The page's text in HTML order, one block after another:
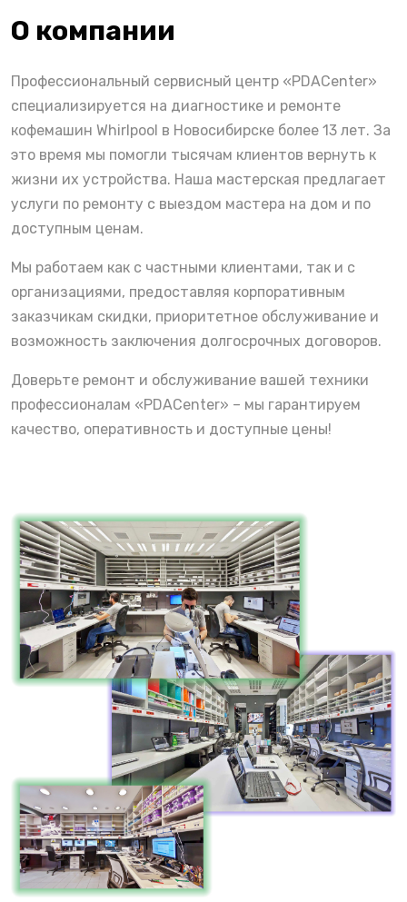
О компании
Профессиональный сервисный центр «PDACenter»
специализируется на диагностике и ремонте
кофемашин Whirlpool в Новосибирске более 13 лет. За
это время мы помогли тысячам клиентов вернуть к
жизни их устройства. Наша мастерская предлагает
услуги по ремонту с выездом мастера на дом и по
доступным ценам.
Мы работаем как с частными клиентами, так и с
организациями, предоставляя корпоративным
заказчикам скидки, приоритетное обслуживание и
возможность заключения долгосрочных договоров.
Доверьте ремонт и обслуживание вашей техники
профессионалам «PDACenter» – мы гарантируем
качество, оперативность и доступные цены!